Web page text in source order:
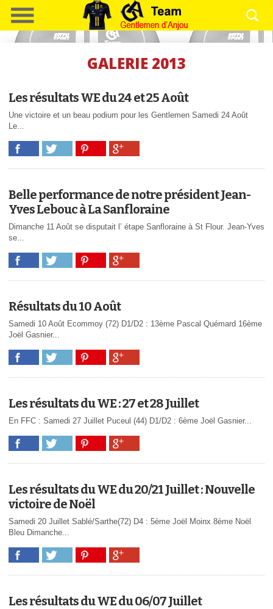
GALERIE 2013
Les résultats WE du 24 et 25 Août
Une victoire et un beau podium pour les Gentlemen Samedi 24 Août
Le...
Belle performance de notre président Jean-
Yves Lebouc à La Sanfloraine
Dimanche 11 Août se disputait l’ étape Sanfloraine à St Flour. Jean-Yves
se...
Résultats du 10 Août
Samedi 10 Août Ecommoy (72) D1/D2 : 13ème Pascal Quémard 16ème
Joël Gasnier...
Les résultats du WE : 27 et 28 Juillet
En FFC : Samedi 27 Juillet Puceul (44) D1/D2 : 6ème Joël Gasnier...
Les résultats du WE du 20/21 Juillet : Nouvelle
victoire de Noël
Samedi 20 Juillet Sablé/Sarthe(72) D4 : 5ème Joël Moinx 8ème Noël
Bleu Dimanche...
Les résultats du WE du 06/07 Juillet